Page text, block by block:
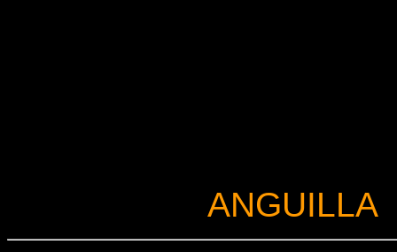
ANGUILLA